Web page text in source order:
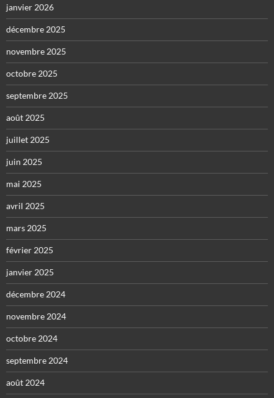
janvier 2026
décembre 2025
novembre 2025
octobre 2025
septembre 2025
août 2025
juillet 2025
juin 2025
mai 2025
avril 2025
mars 2025
février 2025
janvier 2025
décembre 2024
novembre 2024
octobre 2024
septembre 2024
août 2024